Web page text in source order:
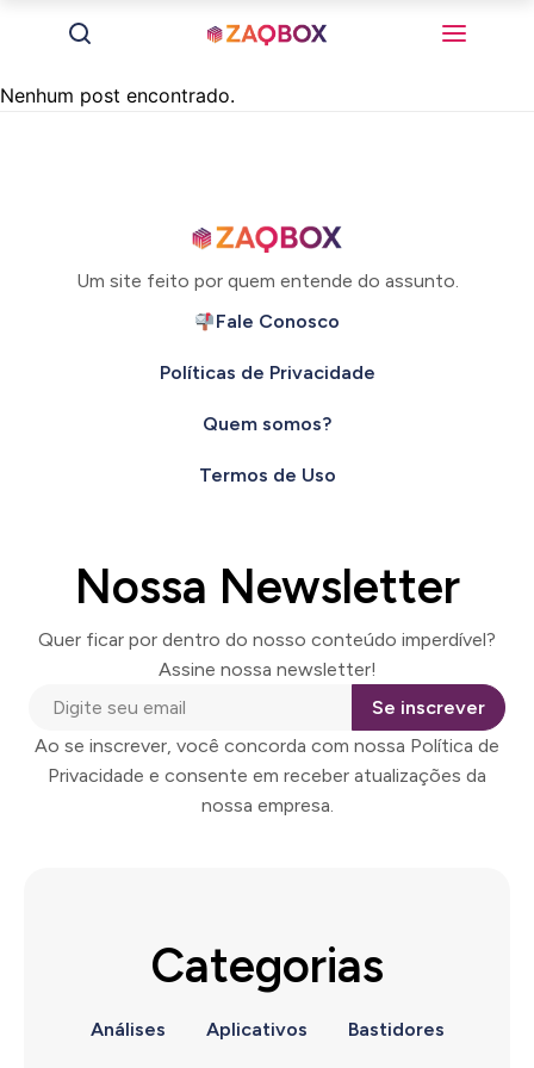
Nenhum post encontrado.
Um site feito por quem entende do assunto.
Fale Conosco
Políticas de Privacidade
Quem somos?
Termos de Uso
Nossa Newsletter
Quer ficar por dentro do nosso conteúdo imperdível?
Assine nossa newsletter!
Se inscrever
Ao se inscrever, você concorda com nossa Política de
Privacidade e consente em receber atualizações da
nossa empresa.
Categorias
Análises Aplicativos Bastidores